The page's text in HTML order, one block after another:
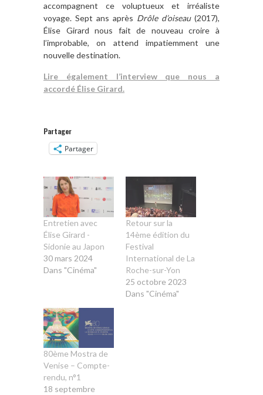
accompagnent ce voluptueux et irréaliste
voyage. Sept ans après Drôle d’oiseau(2017),
Élise Girard nous fait de nouveau croire à
l’improbable, on attend impatiemment une
nouvelle destination.
Lire également l’interview que nous a
accordé Élise Girard.
Partager
Partager
Entretien avec
Élise Girard -
Sidonie au Japon
30 mars 2024
Dans "Cinéma"
Retour sur la
14ème édition du
Festival
International de La
Roche-sur-Yon
25 octobre 2023
Dans "Cinéma"
80ème Mostra de
Venise – Compte-
rendu, n°1
18 septembre